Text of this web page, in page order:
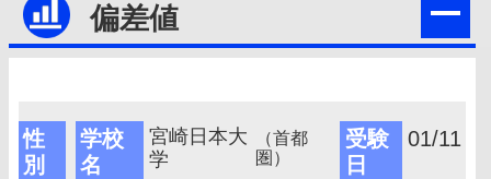
偏差値
性
別
学校
名
宮崎日本大
学
（首都
圏）
受験
日
01/11